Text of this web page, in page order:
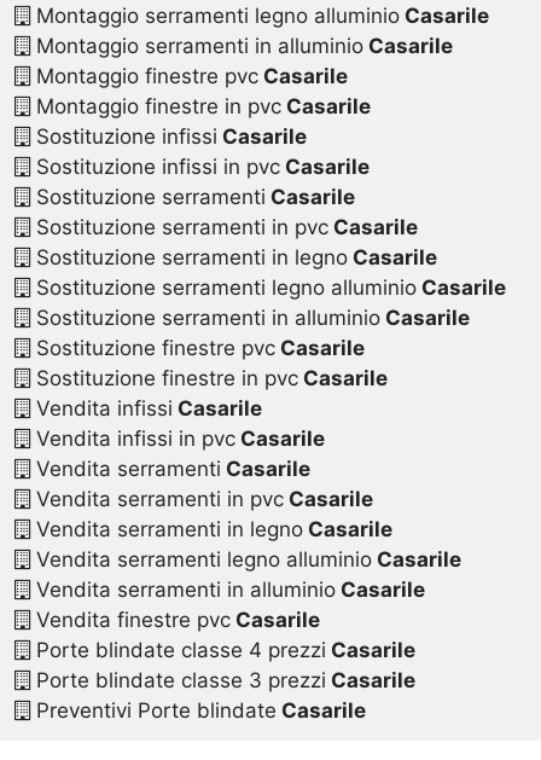
Montaggio serramenti legno alluminioCasarile
Montaggio serramenti in alluminioCasarile
Montaggio finestre pvcCasarile
Montaggio finestre in pvcCasarile
Sostituzione infissi Casarile
Sostituzione infissi in pvcCasarile
Sostituzione serramenti Casarile
Sostituzione serramenti in pvcCasarile
Sostituzione serramenti in legnoCasarile
Sostituzione serramenti legno alluminioCasarile
Sostituzione serramenti in alluminioCasarile
Sostituzione finestre pvcCasarile
Sostituzione finestre in pvcCasarile
Vendita infissi Casarile
Vendita infissi in pvcCasarile
Vendita serramenti Casarile
Vendita serramenti in pvcCasarile
Vendita serramenti in legnoCasarile
Vendita serramenti legno alluminioCasarile
Vendita serramenti in alluminioCasarile
Vendita finestre pvcCasarile
Porte blindate classe 4 prezzi Casarile
Porte blindate classe 3 prezzi Casarile
Preventivi Porte blindate Casarile